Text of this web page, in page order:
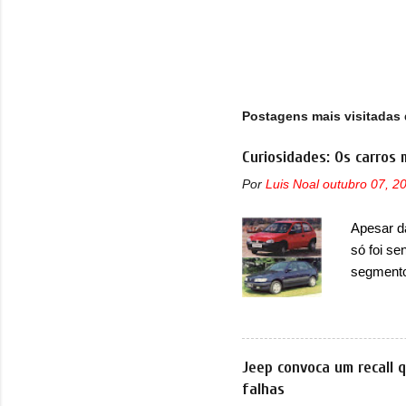
Postagens mais visitadas
Curiosidades: Os carros
Por Luis Noal outubro 07,
Apesar
só foi
lançada
nova
Além
Jeep convoca um recall
falhas